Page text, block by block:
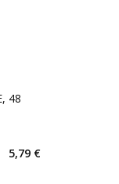
48
nuolaida
5,79 €